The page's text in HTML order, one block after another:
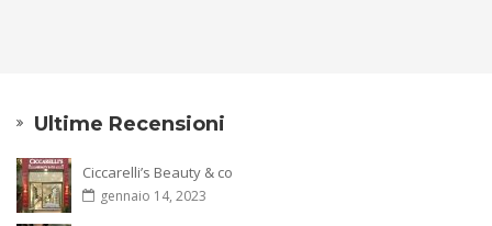
Ultime Recensioni
Ciccarelli’s Beauty & co
gennaio 14, 2023